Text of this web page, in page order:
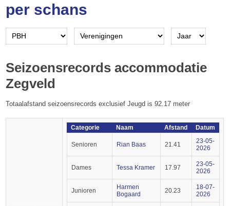
per schans
Seizoensrecords accommodatie
Zegveld
Totaalafstand seizoensrecords exclusief Jeugd is 92.17 meter
Categorie Naam Afstand Datum
Senioren Rian Baas 21.41
23-05-
2026
Dames Tessa Kramer 17.97
23-05-
2026
Junioren
Harmen
Bogaard
20.23
18-07-
2026